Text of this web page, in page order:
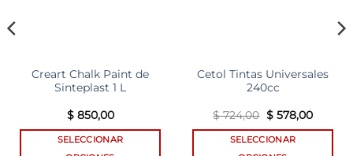
Creart Chalk Paint de
Sinteplast 1 L
$850,00
SELECCIONAR
Cetol Tintas Universales
240cc
$724,00 El
precio
original
era:
$578,00El
actual
SELECCIONAR